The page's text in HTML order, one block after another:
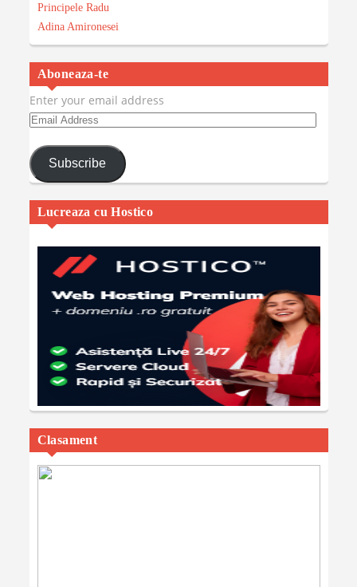
Principele Radu
Adina Amironesei
Aboneaza-te
Enter your email address
Email
Subscribe
Lucreaza cu Hostico
Clasament